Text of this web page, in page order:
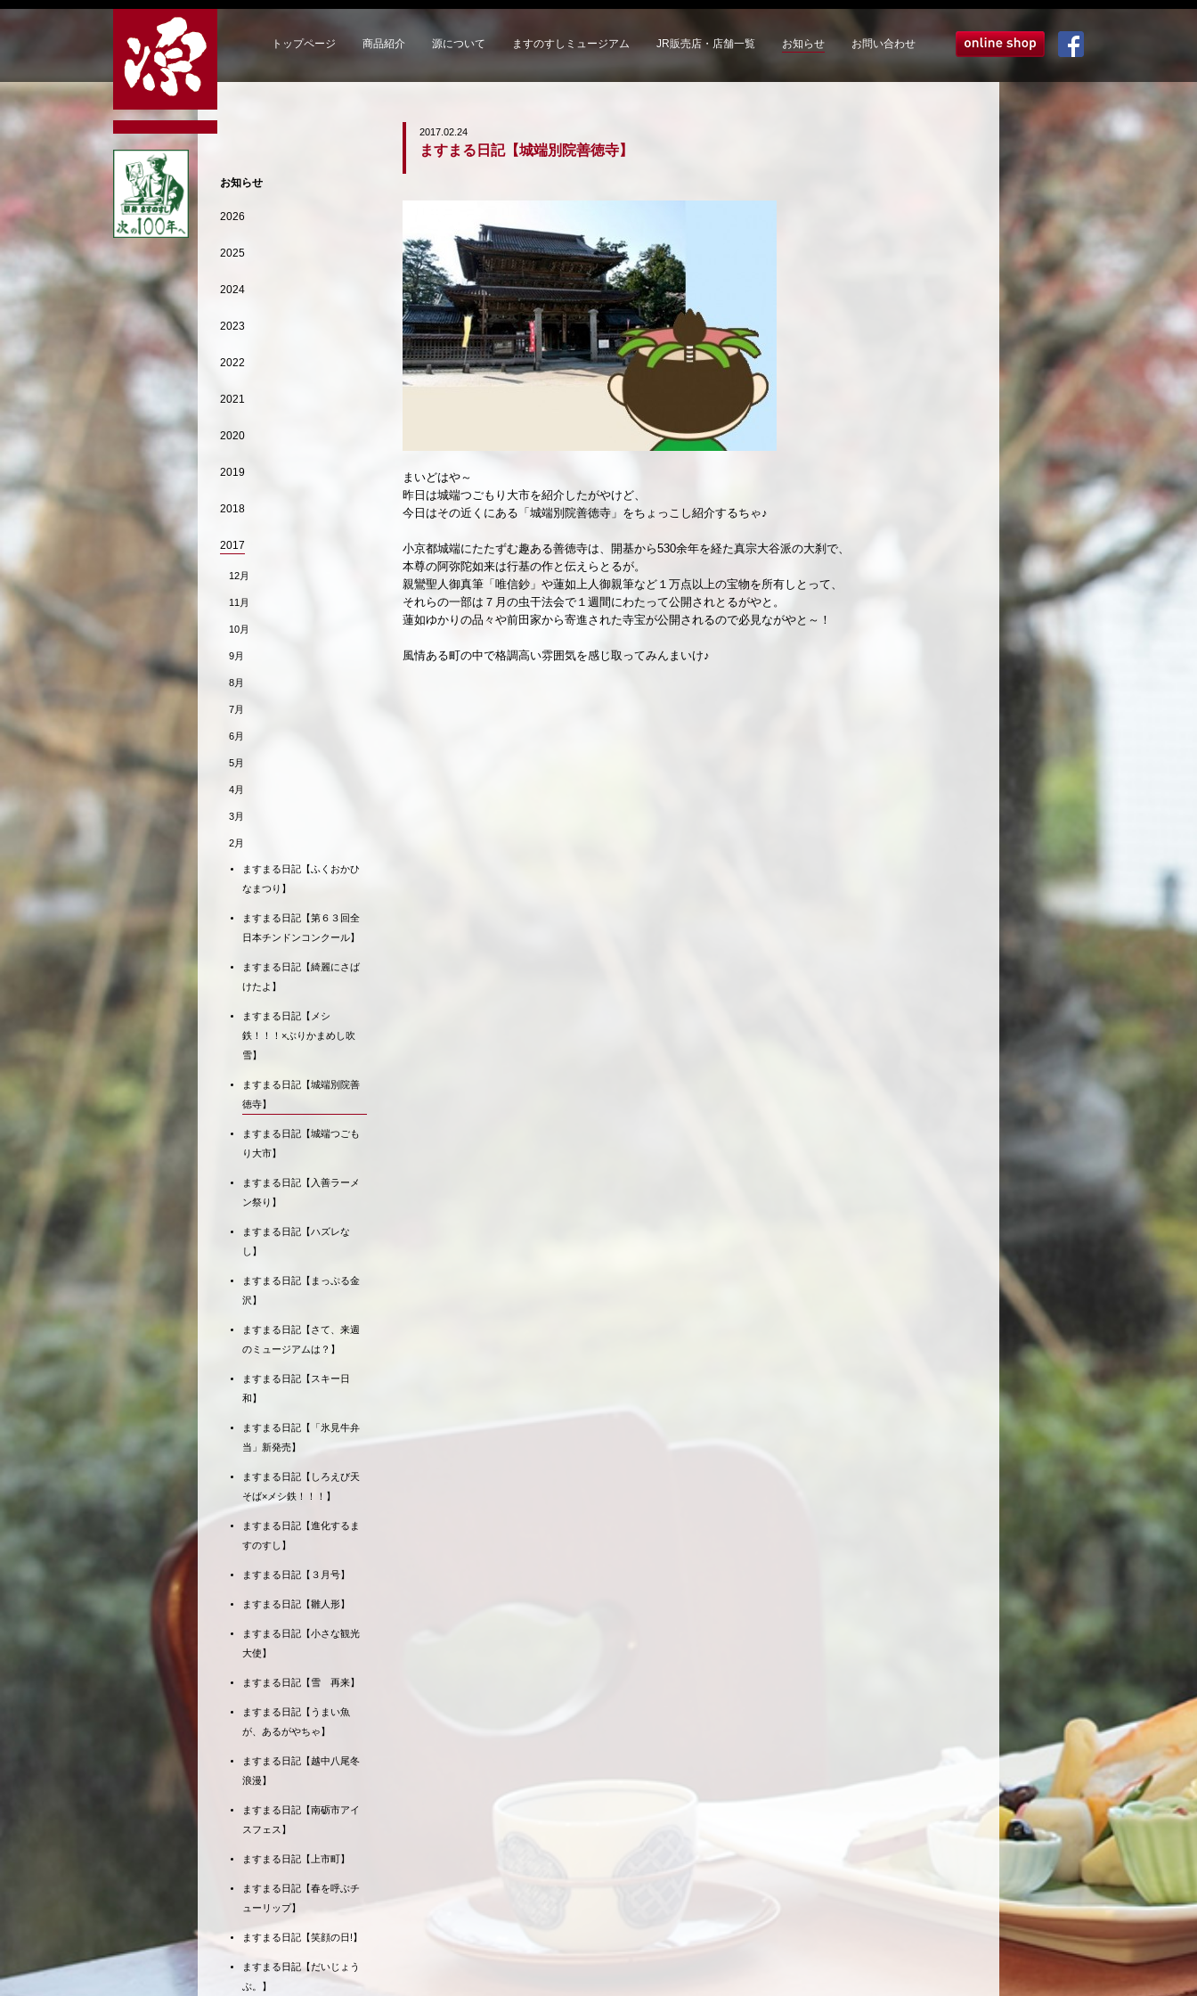
トップページ 商品紹介 源について ますのすしミュージアム JR販売店・店舗一覧 お知らせ お問い合わせ オンラインショップ
2017.02.24
ますまる日記【城端別院善徳寺】
まいどはや～
昨日は城端つごもり大市を紹介したがやけど、
今日はその近くにある「城端別院善徳寺」をちょっこし紹介するちゃ♪
小京都城端にたたずむ趣ある善徳寺は、開基から530余年を経た真宗大谷派の大刹で、
本尊の阿弥陀如来は行基の作と伝えらとるが。
親鸞聖人御真筆「唯信鈔」や蓮如上人御親筆など１万点以上の宝物を所有しとって、
それらの一部は７月の虫干法会で１週間にわたって公開されとるがやと。
蓮如ゆかりの品々や前田家から寄進された寺宝が公開されるので必見ながやと～！
風情ある町の中で格調高い雰囲気を感じ取ってみんまいけ♪
お知らせ
2026
2025
2024
2023
2022
2021
2020
2019
2018
2017
12月
11月
10月
9月
8月
7月
6月
5月
4月
3月
2月
ますまる日記【ふくおかひ
なまつり】
ますまる日記【第６３回全
日本チンドンコンクール】
ますまる日記【綺麗にさば
けたよ】
ますまる日記【メシ
鉄！！！×ぶりかまめし吹
雪】
ますまる日記【城端別院善
徳寺】
ますまる日記【城端つごも
り大市】
ますまる日記【入善ラーメ
ン祭り】
ますまる日記【ハズレな
し】
ますまる日記【まっぷる金
沢】
ますまる日記【さて、来週
のミュージアムは？】
ますまる日記【スキー日
和】
ますまる日記【「氷見牛弁
当」新発売】
ますまる日記【しろえび天
そば×メシ鉄！！！】
ますまる日記【進化するま
すのすし】
ますまる日記【３月号】
ますまる日記【雛人形】
ますまる日記【小さな観光
大使】
ますまる日記【雪 再来】
ますまる日記【うまい魚
が、あるがやちゃ】
ますまる日記【越中八尾冬
浪漫】
ますまる日記【南砺市アイ
スフェス】
ますまる日記【上市町】
ますまる日記【春を呼ぶチ
ューリップ】
ますまる日記【笑顔の日!】
ますまる日記【だいじょう
ぶ。】